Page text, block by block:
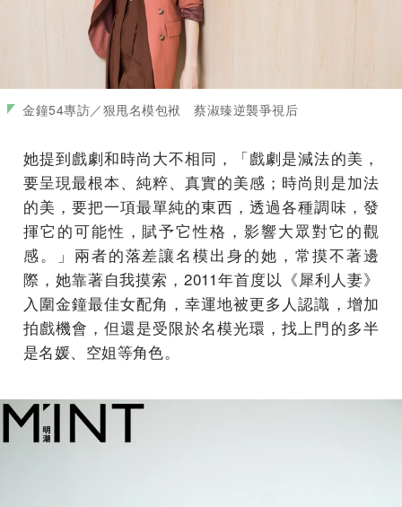
金鐘54專訪／狠甩名模包袱 蔡淑臻逆襲爭視后
她提到戲劇和時尚大不相同，「戲劇是減法的美，
要呈現最根本、純粹、真實的美感；時尚則是加法
的美，要把一項最單純的東西，透過各種調味，發
揮它的可能性，賦予它性格，影響大眾對它的觀
感。」兩者的落差讓名模出身的她，常摸不著邊
際，她靠著自我摸索，2011年首度以《犀利人妻》
入圍金鐘最佳女配角，幸運地被更多人認識，增加
拍戲機會，但還是受限於名模光環，找上門的多半
是名媛、空姐等角色。